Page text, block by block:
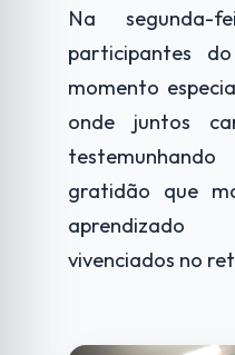
Na
participantes
momento
onde juntos
gratidão que
aprendizado
vivenciados no